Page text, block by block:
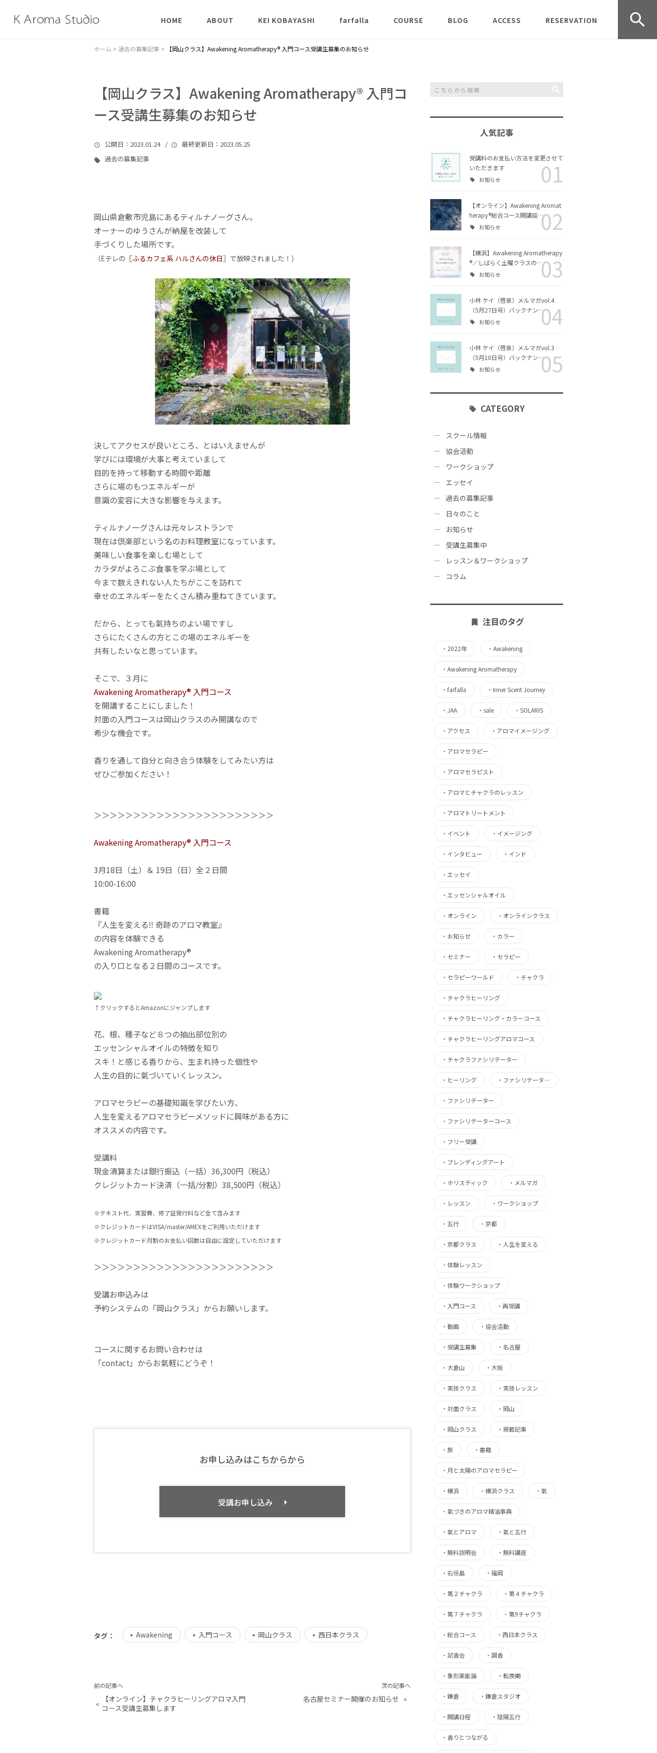
HOME
はじめての方へ
ABOUT
陰陽説
KEI KOBAYASHI farfalla COURSE
氣とアロマ
Inner Scent Journey
Inner Scent Journey 体
験ワークショップ
apy® 講義クラス
apy® 実技クラス
スアロマ本コース
チャクラヒーリング・カ
チャクラヒーリング・カ
コース
ホリスティックアロマセ
協会認定ファシリテータ
Awakening Aromather
apy® ファシリテーター
チャクラヒーリング・ア
BLOG
プの様子
過去の募集記事
協会活動
日々のこと
ACCESS RESERVATION
ホーム > 過去の募集記事 > 【岡山クラス】Awakening Aromatherapy® 入門コース受講生募集のお知らせ
【岡山クラス】Awakening Aromatherapy® 入門コ
ース受講生募集のお知らせ
公開日 ：2023.01.24 / 最終更新日 ：2023.05.25
過去の募集記事
岡山県倉敷市児島にあるティルナノーグさん。
オーナーのゆうさんが納屋を改装して
手づくりした場所です。
（Eテレの 〖ふるカフェ系 ハルさんの休日〗 で放映されました！）
決してアクセスが良いところ、とはいえませんが
学びには環境が大事と考えていまして
目的を持って移動する時間や距離
さらに場のもつエネルギーが
意識の変容に大きな影響を与えます。
ティルナノーグさんは元々レストランで
現在は倶楽部という名のお料理教室になっています。
美味しい食事を楽しむ場として
カラダがよろこぶ食事を学ぶ場として
今まで数えきれない人たちがここを訪れて
幸せのエネルギーをたくさん積み重ねてきています。
だから、とっても氣持ちのよい場ですし
さらにたくさんの方とこの場のエネルギーを
共有したいなと思っています。
そこで、３月に
Awakening Aromatherapy® 入門コース
を開講することにしました！
対面の入門コースは岡山クラスのみ開講なので
希少な機会です。
香りを通して自分と向き合う体験をしてみたい方は
ぜひご参加ください！
＞＞＞＞＞＞＞＞＞＞＞＞＞＞＞＞＞＞＞＞＞＞＞
Awakening Aromatherapy® 入門コース
3月18日（土）＆ 19日（日）全２日間
10:00-16:00
書籍
『人生を変える‼ 奇跡のアロマ教室』
の内容を体験できる
Awakening Aromatherapy®
の入り口となる２日間のコースです。
↑クリックするとAmazonにジャンプします
花、根、種子など８つの抽出部位別の
エッセンシャルオイルの特徴を知り
スキ！と感じる香りから、生まれ持った個性や
人生の目的に氣づいていくレッスン。
アロマセラピーの基礎知識を学びたい方、
人生を変えるアロマセラピーメソッドに興味がある方に
オススメの内容です。
受講料
現金清算または銀行振込（一括）36,300円（税込）
クレジットカード決済（一括/分割）38,500円（税込）
※テキスト代、実習費、修了証発行料など全て含みます
※クレジットカードはVISA/master/AMEXをご利用いただけます
※クレジットカード月割のお支払い回数は自由に設定していただけます
＞＞＞＞＞＞＞＞＞＞＞＞＞＞＞＞＞＞＞＞＞＞＞
受講お申込みは
予約システムの「岡山クラス」からお願いします。
コースに関するお問い合わせは
「contact」からお氣軽にどうぞ！
お申し込みはこちからから
受講お申し込み
タグ： Awakening 入門コース 岡山クラス 西日本クラス
前の記事へ
«
【オンライン】チャクラヒーリングアロマ入門
コース受講生募集します
次の記事へ
名古屋セミナー開催のお知らせ »
人気記事
受講料のお支払い方法を変更させて
いただきます
お知らせ 01
【オンライン】Awakening Aromat
herapy®総合コース開講延…
お知らせ 02
【横浜】Awakening Aromatherapy
®／しばらく土曜クラスの…
お知らせ 03
小林 ケイ（啓泉）メルマガvol.4
（5月27日号）バックナン…
お知らせ 04
小林 ケイ（啓泉）メルマガvol.3
（5月10日号）バックナン…
お知らせ 05
CATEGORY
スクール情報
協会活動
ワークショップ
エッセイ
過去の募集記事
日々のこと
お知らせ
受講生募集中
レッスン＆ワークショップ
コラム
注目のタグ
・ 2022年 ・ Awakening
・ Awakening Aromatherapy
・ farfalla ・ Inner Scent Journey
・ JAA ・ sale ・ SOLARIS
・ アクセス ・ アロマイメージング
・ アロマセラピー
・ アロマセラピスト
・ アロマとチャクラのレッスン
・ アロマトリートメント
・ イベント ・ イメージング
・ インタビュー ・ インド
・ エッセイ
・ エッセンシャルオイル
・ オンライン ・ オンラインクラス
・ お知らせ ・ カラー
・ セミナー ・ セラピー
・ セラピーワールド ・ チャクラ
・ チャクラヒーリング
・ チャクラヒーリング・カラーコース
・ チャクラヒーリングアロマコース
・ チャクラファシリテーター
・ ヒーリング ・ ファシリテータ―
・ ファシリテーター
・ ファシリテーターコース
・ フリー受講
・ ブレンディングアート
・ ホリスティック ・ メルマガ
・ レッスン ・ ワークショップ
・ 五行 ・ 京都
・ 京都クラス ・ 人生を変える
・ 体験レッスン
・ 体験ワークショップ
・ 入門コース ・ 再受講
・ 動画 ・ 協会活動
・ 受講生募集 ・ 名古屋
・ 大倉山 ・ 大阪
・ 実技クラス ・ 実技レッスン
・ 対面クラス ・ 岡山
・ 岡山クラス ・ 掲載記事
・ 旅 ・ 書籍
・ 月と太陽のアロマセラピー
・ 横浜 ・ 横浜クラス ・ 氣
・ 氣づきのアロマ精油事典
・ 氣とアロマ ・ 氣と五行
・ 無料説明会 ・ 無料講座
・ 石垣島 ・ 福岡
・ 第２チャクラ ・ 第４チャクラ
・ 第７チャクラ ・ 第9チャクラ
・ 総合コース ・ 西日本クラス
・ 試香会 ・ 調香
・ 象形薬能論 ・ 転換期
・ 鎌倉 ・ 鎌倉スタジオ
・ 開講日程 ・ 陰陽五行
・ 香りとつながる